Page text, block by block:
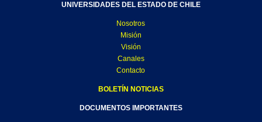
UNIVERSIDADES DEL ESTADO DE CHILE
Nosotros
Misión
Visión
Canales
Contacto
BOLETÍN NOTICIAS
DOCUMENTOS IMPORTANTES